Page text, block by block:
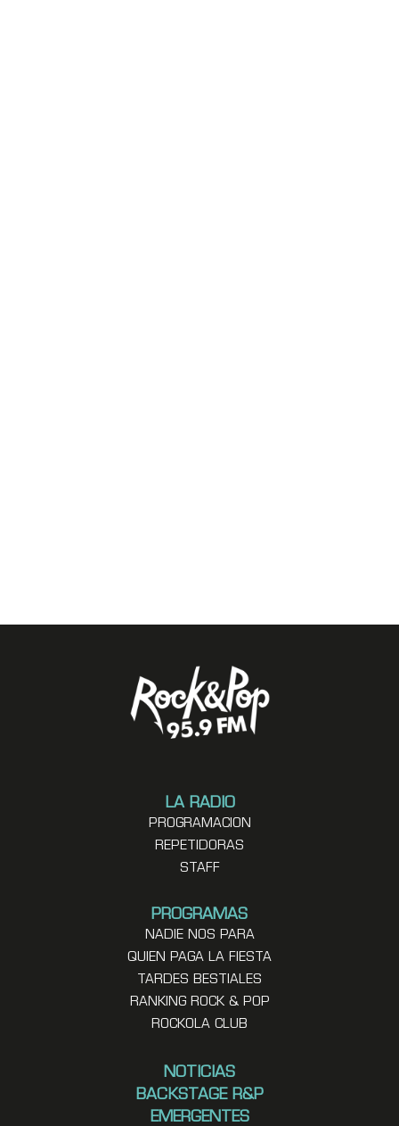
LA RADIO
PROGRAMACION
REPETIDORAS
STAFF
PROGRAMAS
NADIE NOS PARA
QUIEN PAGA LA FIESTA
TARDES BESTIALES
RANKING ROCK & POP
ROCKOLA CLUB
NOTICIAS
BACKSTAGE R&P
EMERGENTES